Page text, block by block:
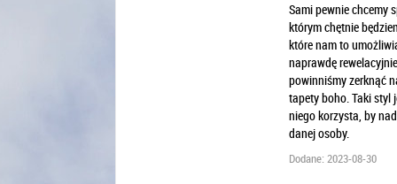
Sami pewnie chcemy
którym chętnie
które nam to
naprawdę
powinniśmy zerknąć
tapety boho. Taki styl
niego korzysta, by
danej osoby.
Dodane: 2023-08-30